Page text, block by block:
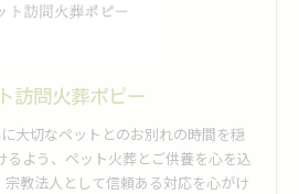
訪問火葬ポピー
大切なペットとのお別れの時間を穏
るよう、ペット火葬とご供養を心を込
宗教法人として信頼ある対応を心がけ